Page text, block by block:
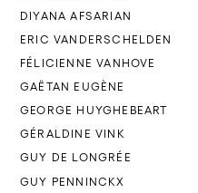
DIYANA AFSARIAN
ERIC VANDERSCHELDEN
FÉLICIENNE VANHOVE
GAËTAN EUGÈNE
GEORGE HUYGHEBEART
GÉRALDINE VINK
GUY DE LONGRÉE
GUY PENNINCKX